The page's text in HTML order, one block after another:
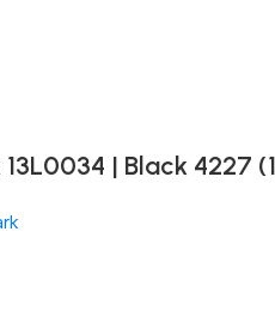
| Black 4227